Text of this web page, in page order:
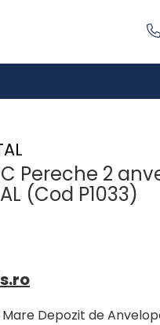
Pereche 2
(Cod P1033)
Depozit de